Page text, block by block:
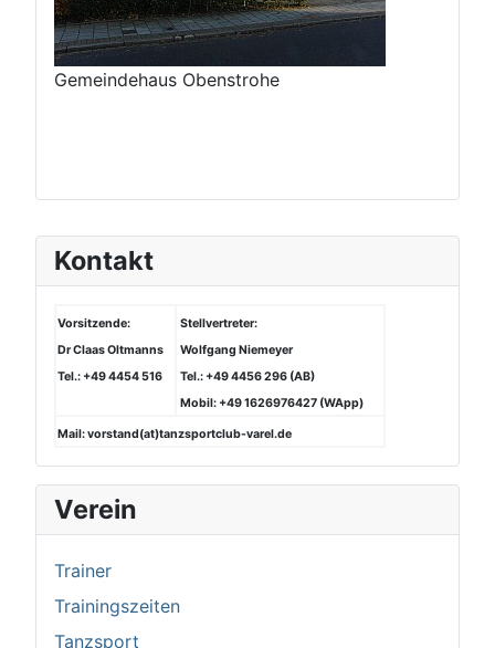
Kontakt
Vorsitzende:
Dr Claas Oltmanns
Tel.: +49 4454 516
Stellvertreter:
Wolfgang Niemeyer
Tel.: +49 4456 296 (AB)
Mobil: +49 1626976427 (WApp)
Mail: vorstand(at)tanzsportclub-varel.de
Verein
Trainer
Trainingszeiten
Tanzsport
Gemeindehaus Obenstrohe